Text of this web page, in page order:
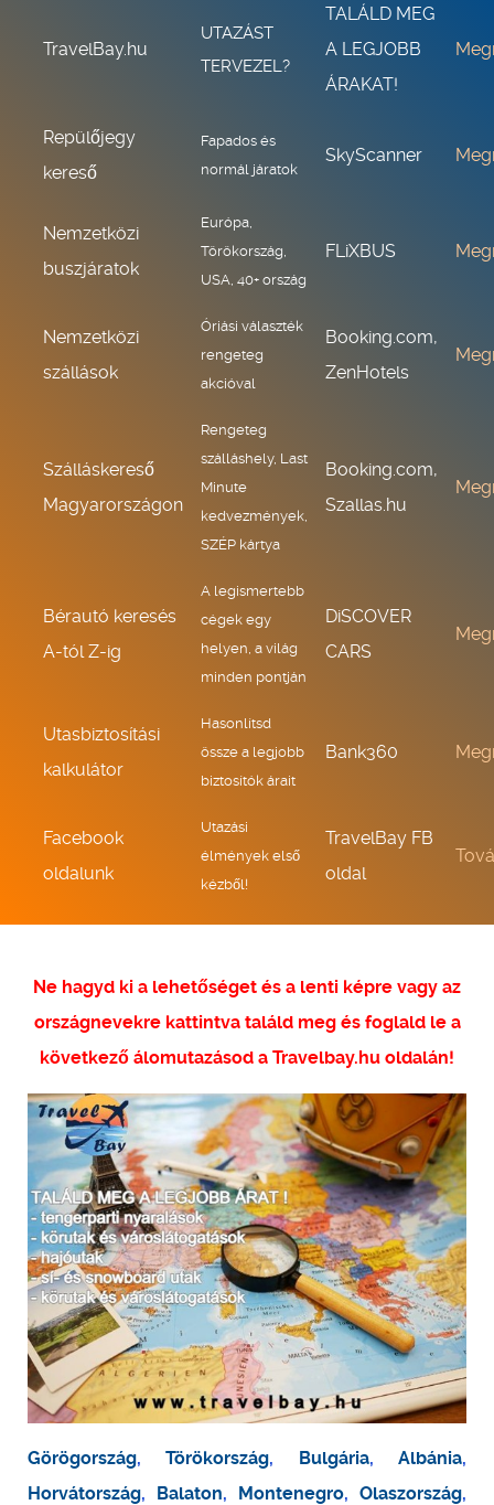
TravelBay.hu
UTAZÁST
TERVEZEL?
TALÁLD MEG
A LEGJOBB
ÁRAKAT!
Repülőjegy
kereső
Fapados és
normál járatok
SkyScanner
Nemzetközi
buszjáratok
Európa,
Törökország,
USA, 40+ ország
FLiXBUS
Nemzetközi
szállások
Óriási választék
rengeteg
akcióval
Booking.com,
ZenHotels
Szálláskereső
Magyarországon
Rengeteg
szálláshely, Last
Minute
kedvezmények,
SZÉP kártya
Booking.com,
Szallas.hu
Bérautó keresés
A-tól Z-ig
A legismertebb
cégek egy
helyen, a világ
minden pontján
DiSCOVER
CARS
Utasbiztosítási
kalkulátor
Hasonlítsd
össze a legjobb
biztosítók árait
Bank360
Facebook
oldalunk
Utazási
élmények első
kézből!
TravelBay FB
oldal
Ne hagyd ki a lehetőséget és a lenti képre vagy az
országnevekre kattintva találd meg és foglald le a
következő álomutazásod a Travelbay.hu oldalán!
Görögország,Törökország, Bulgária,Albánia,
Horvátország, Balaton, Montenegro, Olaszország,